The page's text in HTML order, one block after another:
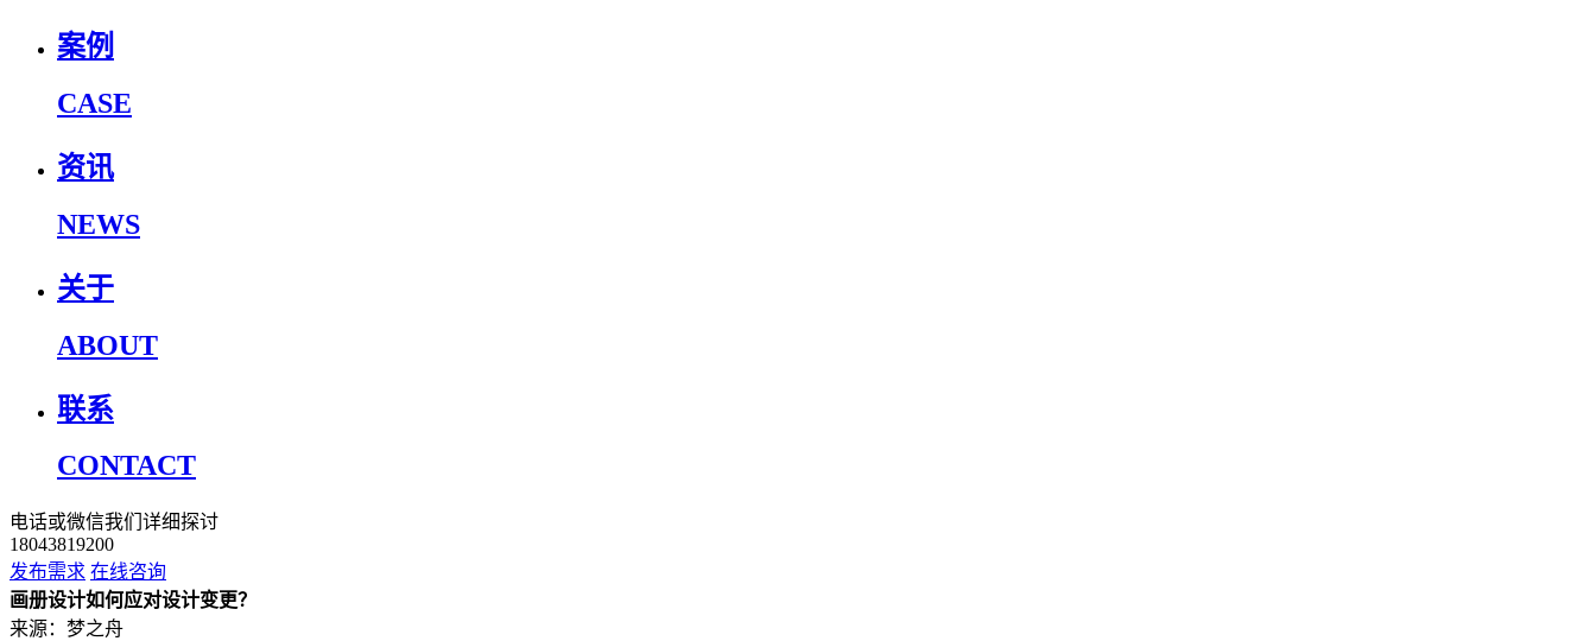
案例
CASE
资讯
NEWS
关于
ABOUT
联系
CONTACT
电话或微信我们详细探讨
18043819200
发布需求 在线咨询
画册设计如何应对设计变更？
来源：梦之舟